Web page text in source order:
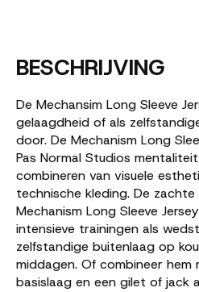
BESCHRIJVING
De Mechansim Long Sleeve
gelaagdheid of als
door. De Mechanism Long
Pas Normal Studios
combineren van visuele
technische kleding. De
Mechanism Long Sleeve
intensieve trainingen als
zelfstandige buitenlaag op
middagen. Of combineer hem
basislaag en een gilet of jack